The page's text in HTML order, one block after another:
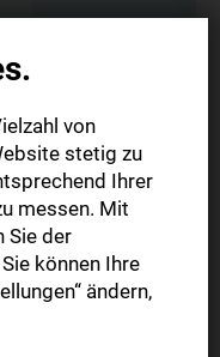
12 Monate
je Monat und
Wochentag
von
stetig zu
Ihrer
messen. Mit
Sie der
können Ihre
ändern,